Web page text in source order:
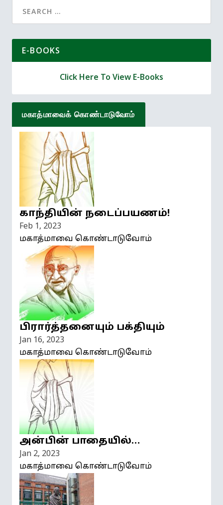
நாம் பார்க்க வேண்டாமா?
for:
E-BOOKS
Click Here To View E-Books
மகாத்மாவைக் கொண்டாடுவோம்
காந்தியின் நடைப்பயணம்!
Feb 1, 2023
மகாத்மாவை கொண்டாடுவோம்
பிரார்த்தனையும் பக்தியும்
Jan 16, 2023
மகாத்மாவை கொண்டாடுவோம்
அன்பின் பாதையில்…
Jan 2, 2023
மகாத்மாவை கொண்டாடுவோம்